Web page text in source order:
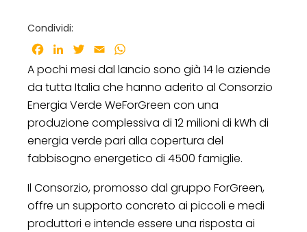
Condividi:
Facebook
LinkedInTwitter
Email
A pochi mesi dal lancio sono già 14 le aziende
da tutta Italia che hanno aderito al Consorzio
Energia Verde WeForGreen con una
produzione complessiva di 12 milioni di kWh di
energia verde pari alla copertura del
fabbisogno energetico di 4500 famiglie.
Il Consorzio, promosso dal gruppo ForGreen,
offre un supporto concreto ai piccoli e medi
produttori e intende essere una risposta ai